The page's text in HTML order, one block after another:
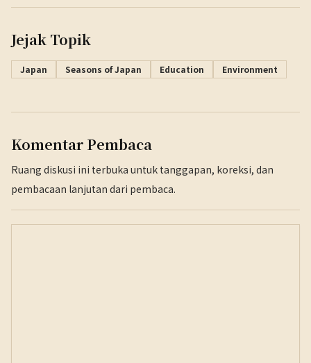
Jejak Topik
Japan Seasons of Japan Education Environment
Komentar Pembaca
Ruang diskusi ini terbuka untuk tanggapan, koreksi, dan
pembacaan lanjutan dari pembaca.